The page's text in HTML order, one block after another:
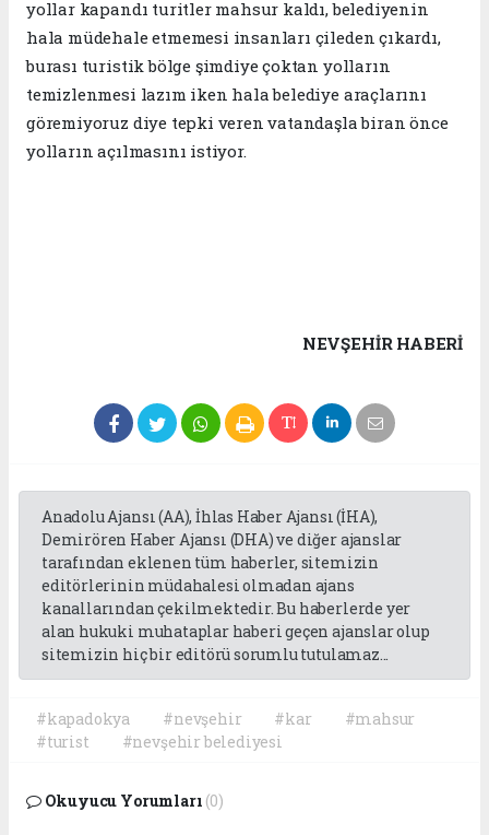
yollar kapandı turitler mahsur kaldı, belediyenin
hala müdehale etmemesi insanları çileden çıkardı,
burası turistik bölge şimdiye çoktan yolların
temizlenmesi lazım iken hala belediye araçlarını
göremiyoruz diye tepki veren vatandaşla biran önce
yolların açılmasını istiyor.
NEVŞEHIR HABERİ
Anadolu Ajansı (AA), İhlas Haber Ajansı (İHA),
Demirören Haber Ajansı (DHA) ve diğer ajanslar
tarafından eklenen tüm haberler, sitemizin
editörlerinin müdahalesi olmadan ajans
kanallarından çekilmektedir. Bu haberlerde yer
alan hukuki muhataplar haberi geçen ajanslar olup
sitemizin hiç bir editörü sorumlu tutulamaz...
#kapadokya #nevşehir #kar
#mahsur
#turist
#nevşehir belediyesi
Okuyucu Yorumları (0)